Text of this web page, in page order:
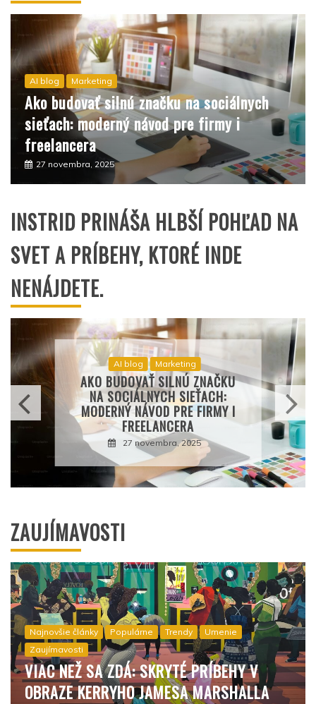
AI blog Marketing
Ako budovať silnú značku na sociálnych
sieťach: moderný návod pre firmy i
freelancera
27 novembra, 2025
INSTRID PRINÁŠA HLBŠÍ POHĽAD NA
SVET A PRÍBEHY, KTORÉ INDE
NENÁJDETE.
AI blog Marketing
AKO BUDOVAŤ SILNÚ ZNAČKU
NA SOCIÁLNYCH SIEŤACH:
MODERNÝ NÁVOD PRE FIRMY I
FREELANCERA
27 novembra, 2025
ZAUJÍMAVOSTI
Najnovšie články Populárne Trendy
Umenie
Zaujímavosti
VIAC NEŽ SA ZDÁ: SKRYTÉ PRÍBEHY V
OBRAZE KERRYHO JAMESA MARSHALLA